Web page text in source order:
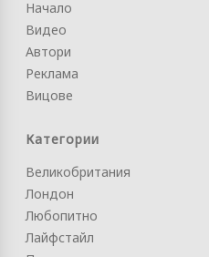
Начало
Видео
Автори
Реклама
Вицове
Категории
Великобритания
Лондон
Любопитно
Лайфстайл